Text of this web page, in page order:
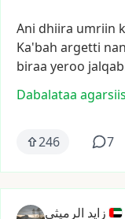
Ani dhiira umriin
Ka'bah argetti nan
biraa yeroo
Dabalataa
246 7
زايد الرميثي